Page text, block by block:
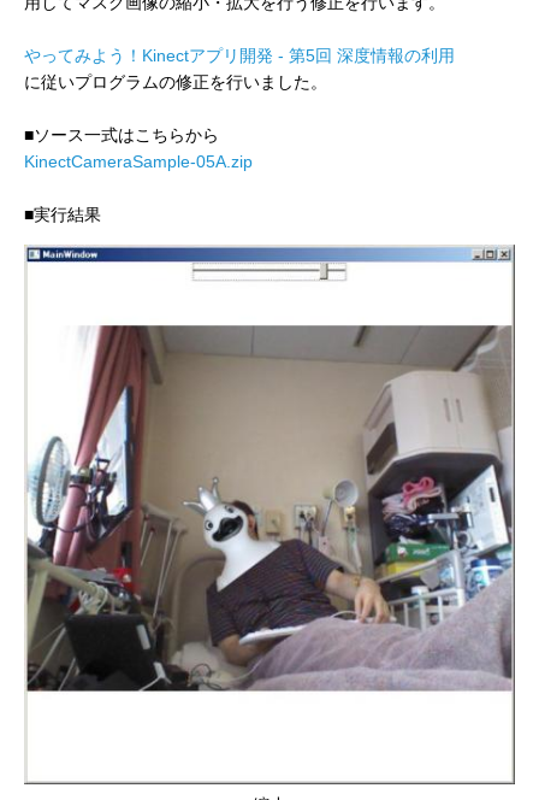
やってみよう！Kinectアプリ開発 - 第5回 深度情報の利用
に従いプログラムの修正を行いました。
■ソース一式はこちらから
KinectCameraSample-05A.zip
■実行結果